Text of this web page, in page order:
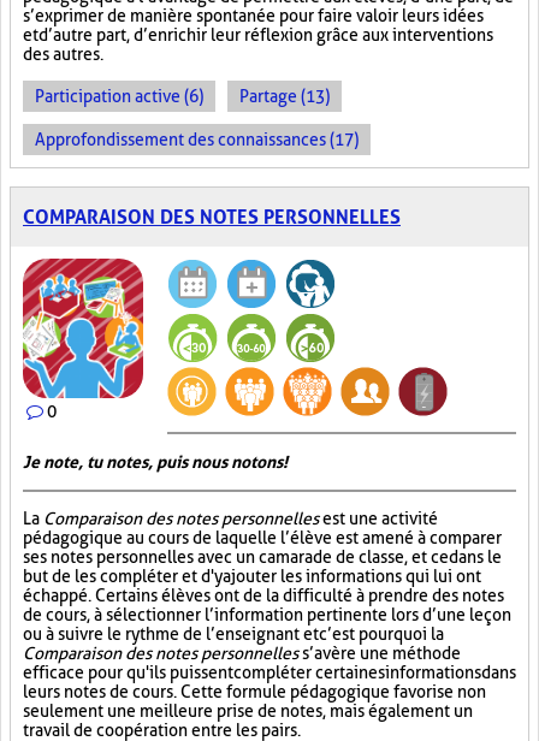
s’exprimer de manière spontanée pour faire valoir leurs idées
et d’autre part, d’enrichir leur réflexion grâce aux interventions
des autres.
Participation active (6) Partage (13)
Approfondissement des connaissances (17)
COMPARAISON DES NOTES PERSONNELLES
0
Je note, tu notes, puis nous notons!
La Comparaison des notes personnellesest une activité
pédagogique au cours de laquelle l’élève est amené à comparer
ses notes personnelles avec un camarade de classe, et ce dans le
but de les compléter et d'y ajouter les informations qui lui ont
échappé. Certains élèves ont de la difficulté à prendre des notes
de cours, à sélectionner l’information pertinente lors d’une leçon
ou à suivre le rythme de l’enseignant et c’est pourquoi la
Comparaison des notes personnelless’avère une méthode
efficace pour qu'ils puissent compléter certaines informations dans
leurs notes de cours. Cette formule pédagogique favorise non
seulement une meilleure prise de notes, mais également un
travail de coopération entre les pairs.